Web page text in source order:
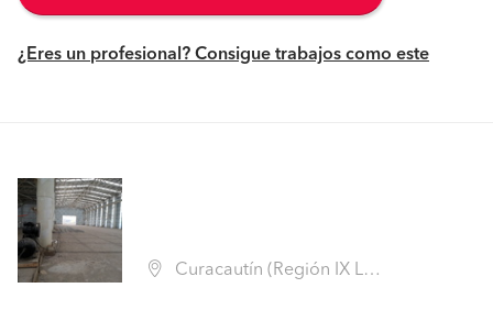
¿Eres un profesional? Consigue trabajos como este
Curacautín (Región IX La Araucanía - Malleco)